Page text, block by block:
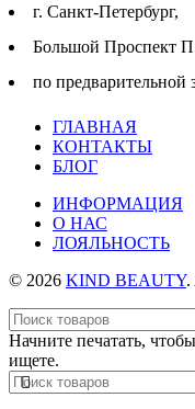
г. Cанкт-Петербург,
Большой Проспект
по предварительной
ГЛАВНАЯ
КОНТАКТЫ
БЛОГ
ИНФОРМАЦИЯ
О НАС
ЛОЯЛЬНОСТЬ
© 2026 KIND BEAUTY.
Начните печатать,
ищете.